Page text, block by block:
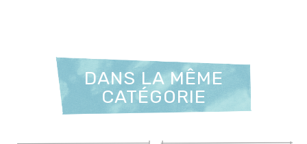
DANS LA MÊME
CATÉGORIE